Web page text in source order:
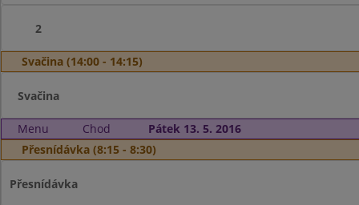
2
Svačina (14:00 - 14:15)
Svačina
Menu Chod
Pátek 13. 5. 2016
Přesnídávka (8:15 - 8:30)
Přesnídávka